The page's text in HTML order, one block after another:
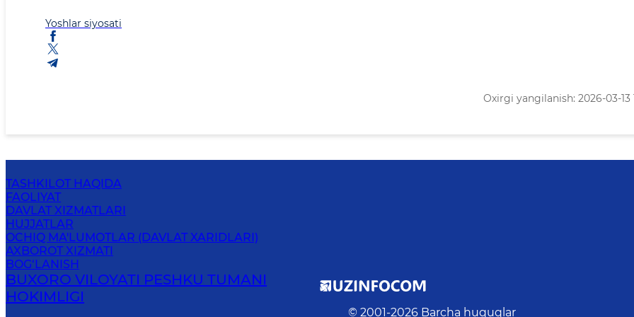
Yoshlar siyosati
Oxirgi yangilanish: 2026-03-13
TASHKILOT HAQIDA
FAOLIYAT
DAVLAT XIZMATLARI
HUJJATLAR
OCHIQ MA'LUMOTLAR (DAVLAT XARIDLARI)
AXBOROT XIZMATI
BOG‘LANISH
BUXORO VILOYATI PESHKU TUMANI
HOKIMLIGI
© 2001-2026 Barcha huquqlar